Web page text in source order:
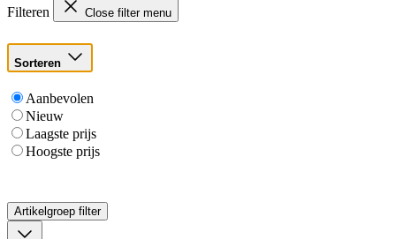
Filteren Close filter menu
Sorteren
Aanbevolen
Nieuw
Laagste prijs
Hoogste prijs
Artikelgroep filter